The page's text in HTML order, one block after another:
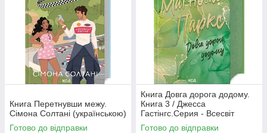
Книга Перетнувши межу.
Сімона Солтані (українською)
Готово до відправки
Книга Довга дорога додому.
Книга 3 / Джесса
Гастінгс.Серия - Всесвіт
Магнолії Паркс (українською)
Готово до відправки